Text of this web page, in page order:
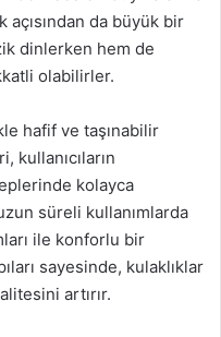
açısından da büyük bir
dinlerken hem de
olabilirler.
hafif ve taşınabilir
kullanıcıların
kolayca
süreli kullanımlarda
ile konforlu bir
sayesinde, kulaklıklar
artırır.